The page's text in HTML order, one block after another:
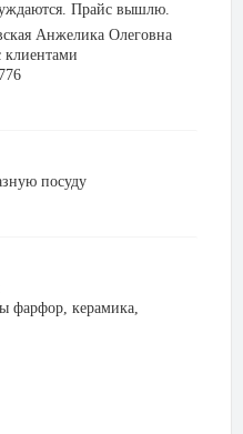
Прайс вышлю.
Анжелика Олеговна
клиентами
посуду
фарфор, керамика,